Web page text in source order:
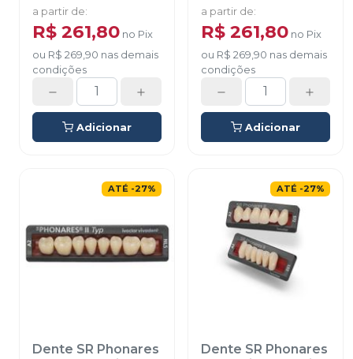
a partir de:
R$ 261,80 no Pix
ou R$ 269,90 nas demais
condições
Adicionar
a partir de:
R$ 261,80 no Pix
ou R$ 269,90 nas demais
condições
Adicionar
ATÉ -27%
Dente SR Phonares
ATÉ -27%
Dente SR Phonares